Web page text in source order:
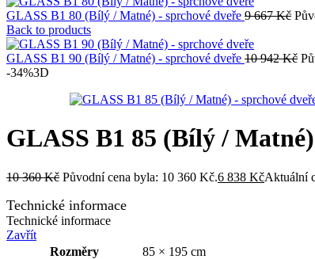
GLASS B1 80 (Bílý / Matné) - sprchové dveře 9 667Kč
Back to products
GLASS B1 90 (Bílý / Matné) - sprchové dveře 10 942Kč
-34%3D
GLASS B1 85 (Bílý /
10 360Kč Původní cena byla: 10 360 Kč.6 838 KčAktuální
Technické informace
Technické informace
Zavřít
Rozměry
85 × 195 cm